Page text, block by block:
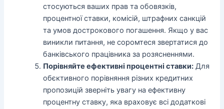
стосуються ваших прав та обовязків,
процентної ставки, комісій, штрафних санкцій
та умов дострокового погашення. Якщо у вас
виникли питання, не соромтеся звертатися до
банківського працівника за розясненнями.
Порівняйте ефективні процентні ставки: Для
обєктивного порівняння різних кредитних
пропозицій зверніть увагу на ефективну
процентну ставку, яка враховує всі додаткові